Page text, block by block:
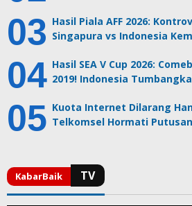
Hasil Piala AFF 2026:
Singapura vs Indonesia
Hasil SEA V Cup 2026:
2019! Indonesia
Kuota Internet Dilarang
Telkomsel Hormati